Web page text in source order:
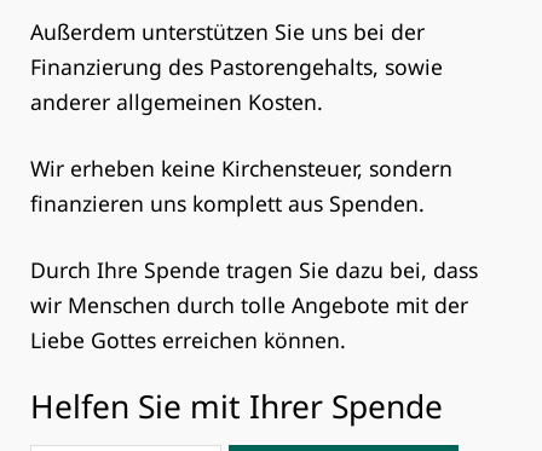
Außerdem unterstützen Sie uns bei der
Finanzierung des Pastorengehalts, sowie
anderer allgemeinen Kosten.
Wir erheben keine Kirchensteuer, sondern
finanzieren uns komplett aus Spenden.
Durch Ihre Spende tragen Sie dazu bei, dass
wir Menschen durch tolle Angebote mit der
Liebe Gottes erreichen können.
Helfen Sie mit Ihrer Spende